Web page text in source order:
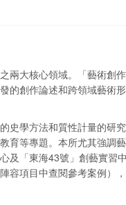
兩大核心領域。「藝術創
的創作論述和跨領域藝術
史學方法和質性計量的研
育等專題。本所尤其強調
及「東海43號」創藝實習
項目中查閱參考案例）